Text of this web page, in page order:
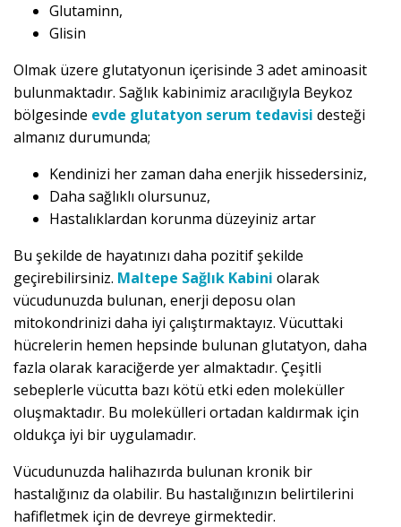
Glutaminn,
Glisin
Olmak üzere glutatyonun içerisinde 3 adet aminoasit
bulunmaktadır. Sağlık kabinimiz aracılığıyla Beykoz
bölgesinde evde glutatyon serum tedavisi desteği
almanız durumunda;
Kendinizi her zaman daha enerjik hissedersiniz,
Daha sağlıklı olursunuz,
Hastalıklardan korunma düzeyiniz artar
Bu şekilde de hayatınızı daha pozitif şekilde
geçirebilirsiniz. Maltepe Sağlık Kabini olarak
vücudunuzda bulunan, enerji deposu olan
mitokondrinizi daha iyi çalıştırmaktayız. Vücuttaki
hücrelerin hemen hepsinde bulunan glutatyon, daha
fazla olarak karaciğerde yer almaktadır. Çeşitli
sebeplerle vücutta bazı kötü etki eden moleküller
oluşmaktadır. Bu molekülleri ortadan kaldırmak için
oldukça iyi bir uygulamadır.
Vücudunuzda halihazırda bulunan kronik bir
hastalığınız da olabilir. Bu hastalığınızın belirtilerini
hafifletmek için de devreye girmektedir.